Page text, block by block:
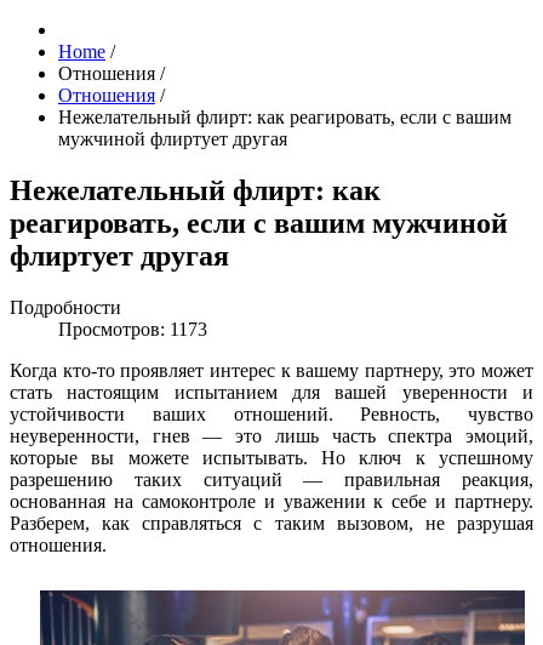
Home /
Отношения /
Отношения /
Нежелательный флирт: как реагировать, если с вашим
мужчиной флиртует другая
Нежелательный флирт: как
реагировать, если с вашим мужчиной
флиртует другая
Подробности
Просмотров: 1173
Когда кто-то проявляет интерес к вашему партнеру, это может
стать настоящим испытанием для вашей уверенности и
устойчивости ваших отношений. Ревность, чувство
неуверенности, гнев — это лишь часть спектра эмоций,
которые вы можете испытывать. Но ключ к успешному
разрешению таких ситуаций — правильная реакция,
основанная на самоконтроле и уважении к себе и партнеру.
Разберем, как справляться с таким вызовом, не разрушая
отношения.